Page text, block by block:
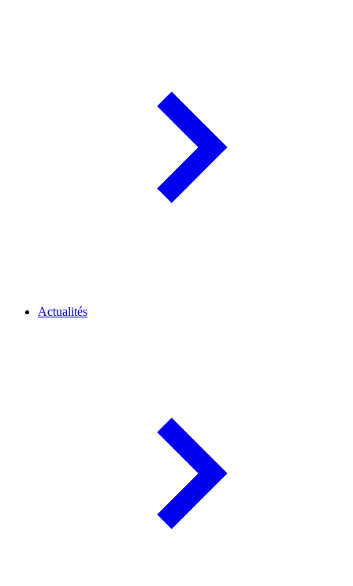
Actualités